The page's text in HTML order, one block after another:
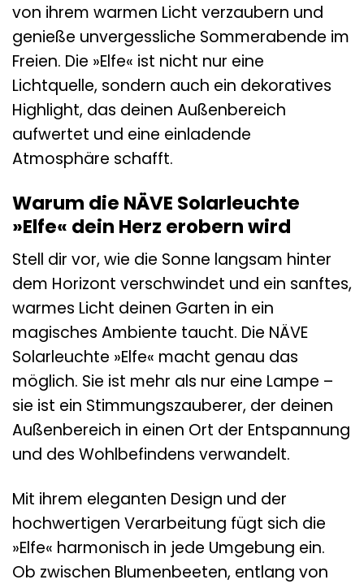
von ihrem warmen Licht verzaubern und
genieße unvergessliche Sommerabende im
Freien. Die »Elfe« ist nicht nur eine
Lichtquelle, sondern auch ein dekoratives
Highlight, das deinen Außenbereich
aufwertet und eine einladende
Atmosphäre schafft.
Warum die NÄVE Solarleuchte
»Elfe« dein Herz erobern wird
Stell dir vor, wie die Sonne langsam hinter
dem Horizont verschwindet und ein sanftes,
warmes Licht deinen Garten in ein
magisches Ambiente taucht. Die NÄVE
Solarleuchte »Elfe« macht genau das
möglich. Sie ist mehr als nur eine Lampe –
sie ist ein Stimmungszauberer, der deinen
Außenbereich in einen Ort der Entspannung
und des Wohlbefindens verwandelt.
Mit ihrem eleganten Design und der
hochwertigen Verarbeitung fügt sich die
»Elfe« harmonisch in jede Umgebung ein.
Ob zwischen Blumenbeeten, entlang von